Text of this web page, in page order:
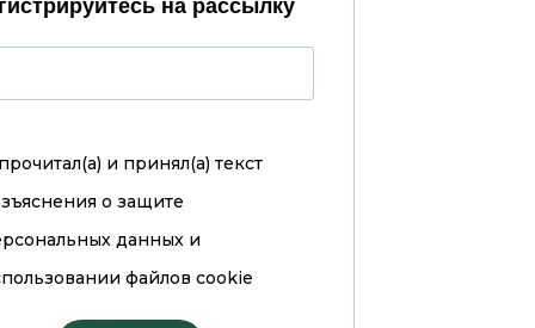
на рассылку
и принял(а)текст
о защите
данных и
файлов cookie